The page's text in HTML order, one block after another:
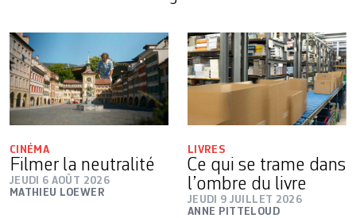
CINÉMA
Filmer la neutralité
JEUDI 6 AOÛT 2026
MATHIEU LOEWER
LIVRES
Ce qui se trame dans
l’ombre du livre
JEUDI 9 JUILLET 2026
ANNE PITTELOUD